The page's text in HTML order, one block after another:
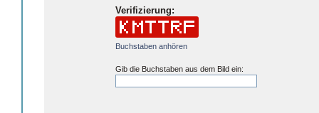
Verifizierung:
Buchstaben anhören
Gib die Buchstaben aus dem Bild ein: